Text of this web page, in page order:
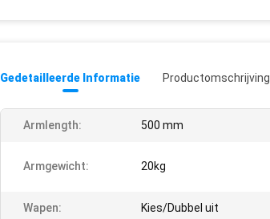
Gedetailleerde Informatie Productomschrijving
Armlength: 500 mm
Armgewicht: 20kg
Wapen: Kies/Dubbel uit